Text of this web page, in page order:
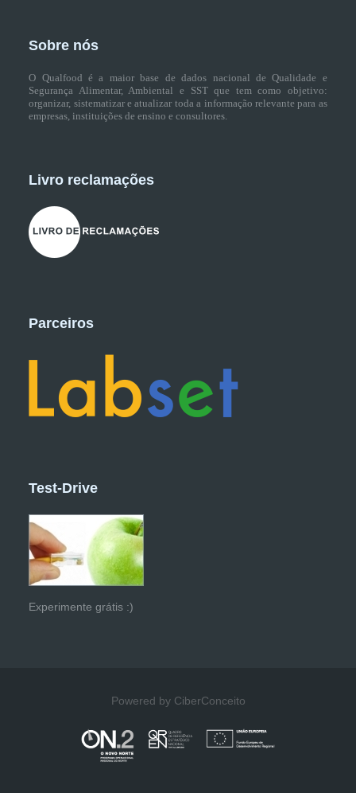
Sobre nós
O Qualfood é a maior base de dados nacional de Qualidade e
Segurança Alimentar, Ambiental e SST que tem como objetivo:
organizar, sistematizar e atualizar toda a informação relevante para as
empresas, instituições de ensino e consultores.
Livro reclamações
Parceiros
Test-Drive
Experimente grátis :)
Powered by CiberConceito